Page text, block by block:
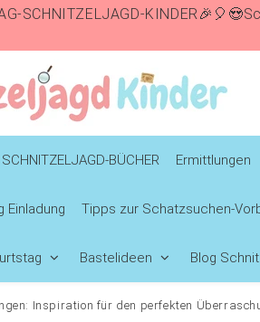
SCHNITZELJAGD-
BÜCHER Ermittlungen
Einladung Tipps zur Schatzsuchen-
Bastelideen Blog
Inspiration für den perfekten